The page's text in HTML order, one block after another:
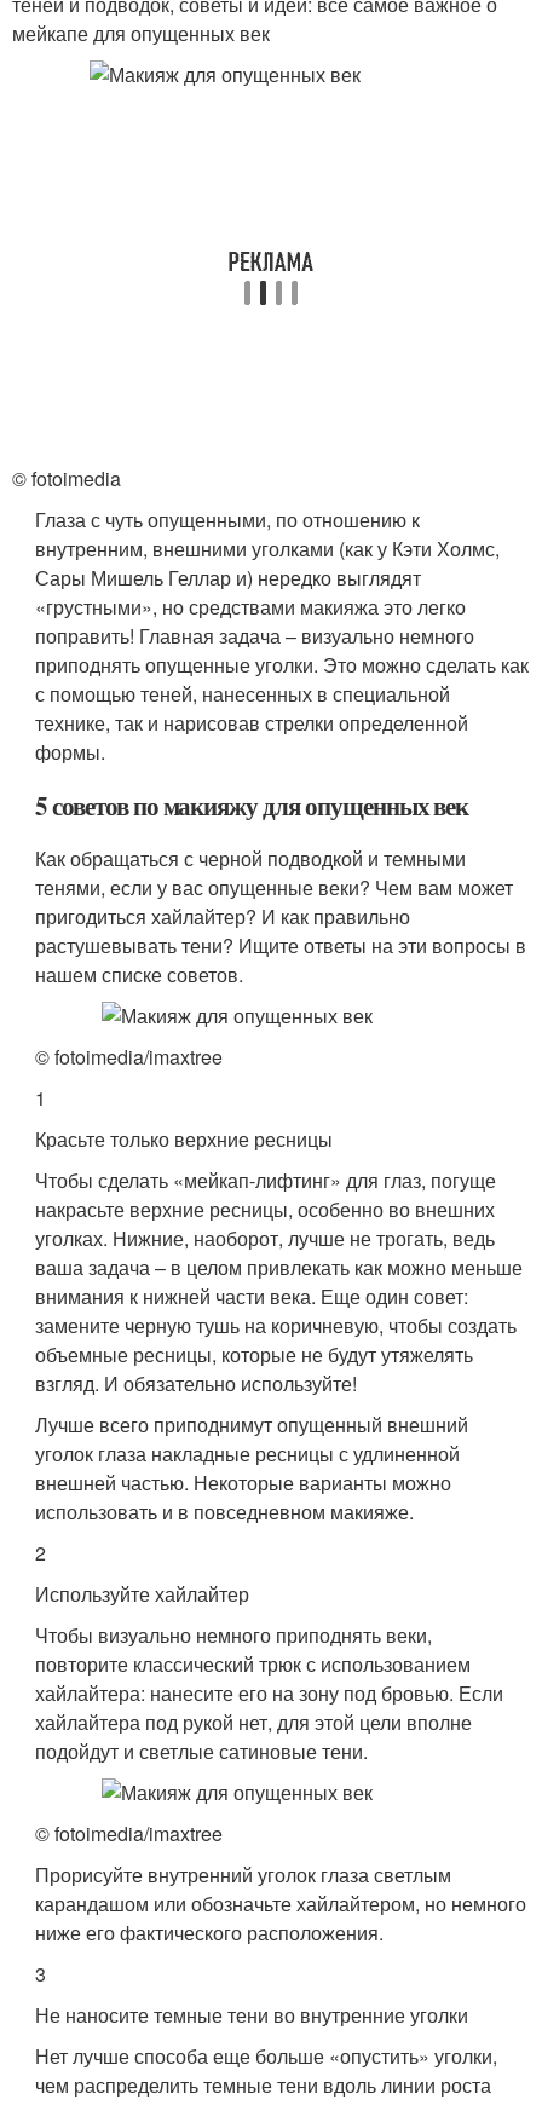
мейкапе для опущенных век
© fotoimedia
Глаза с чуть опущенными, по отношению к
внутренним, внешними уголками (как у Кэти Холмс,
Сары Мишель Геллар и) нередко выглядят
«грустными», но средствами макияжа это легко
поправить! Главная задача – визуально немного
приподнять опущенные уголки. Это можно сделать как
с помощью теней, нанесенных в специальной
технике, так и нарисовав стрелки определенной
формы.
5 советов по макияжу для опущенных век
Как обращаться с черной подводкой и темными
тенями, если у вас опущенные веки? Чем вам может
пригодиться хайлайтер? И как правильно
растушевывать тени? Ищите ответы на эти вопросы в
нашем списке советов.
© fotoimedia/imaxtree
1
Красьте только верхние ресницы
Чтобы сделать «мейкап-лифтинг» для глаз, погуще
накрасьте верхние ресницы, особенно во внешних
уголках. Нижние, наоборот, лучше не трогать, ведь
ваша задача – в целом привлекать как можно меньше
внимания к нижней части века. Еще один совет:
замените черную тушь на коричневую, чтобы создать
объемные ресницы, которые не будут утяжелять
взгляд. И обязательно используйте!
Лучше всего приподнимут опущенный внешний
уголок глаза накладные ресницы с удлиненной
внешней частью. Некоторые варианты можно
использовать и в повседневном макияже.
2
Используйте хайлайтер
Чтобы визуально немного приподнять веки,
повторите классический трюк с использованием
хайлайтера: нанесите его на зону под бровью. Если
хайлайтера под рукой нет, для этой цели вполне
подойдут и светлые сатиновые тени.
© fotoimedia/imaxtree
Прорисуйте внутренний уголок глаза светлым
карандашом или обозначьте хайлайтером, но немного
ниже его фактического расположения.
3
Не наносите темные тени во внутренние уголки
Нет лучше способа еще больше «опустить» уголки,
чем распределить темные тени вдоль линии роста